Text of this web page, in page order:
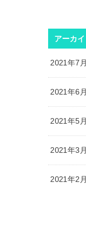
アーカ
2021年7月
2021年6月
2021年5月
2021年3月
2021年2月